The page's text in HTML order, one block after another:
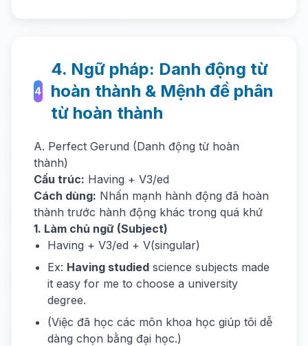
4
4. Ngữ pháp: Danh động từ
hoàn thành & Mệnh đề phân
từ hoàn thành
A. Perfect Gerund (Danh động từ hoàn
thành)
Cấu trúc: Having + V3/ed
Cách dùng: Nhấn mạnh hành động đã hoàn
thành trước hành động khác trong quá khứ
1. Làm chủ ngữ (Subject)
Having + V3/ed + V(singular)
Ex: Having studied science subjects made
it easy for me to choose a university
degree.
(Việc đã học các môn khoa học giúp tôi dễ
dàng chọn bằng đại học.)